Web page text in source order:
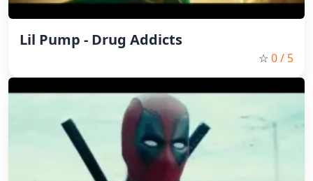
Lil Pump - Drug Addicts
☆ 0/ 5